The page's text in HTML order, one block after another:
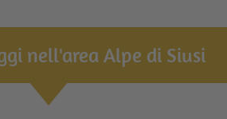
nell'area Alpe di Siusi